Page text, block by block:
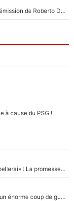
Trahison de Longoria, secrets de Frank McCourt, démission de Roberto De Zerbi : Medhi Benatia se lâche sur son départ de l'OM et fait d'importantes révélations
à cause du PSG !
Mercato - OM - «Dès que je prends un club, je t’appellerai» : La promesse de Marcelino au moment de claquer la porte
Victime de racisme contre Murray, Kyrgios pousse un énorme coup de gueule !